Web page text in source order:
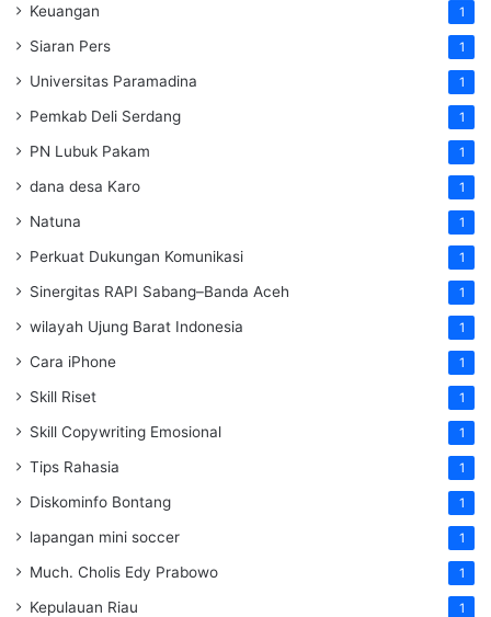
Keuangan 1
Siaran Pers 1
Universitas Paramadina 1
Pemkab Deli Serdang 1
PN Lubuk Pakam 1
dana desa Karo 1
Natuna 1
Perkuat Dukungan Komunikasi 1
Sinergitas RAPI Sabang–Banda Aceh 1
wilayah Ujung Barat Indonesia 1
Cara iPhone 1
Skill Riset 1
Skill Copywriting Emosional 1
Tips Rahasia 1
Diskominfo Bontang 1
lapangan mini soccer 1
Much. Cholis Edy Prabowo 1
Kepulauan Riau 1